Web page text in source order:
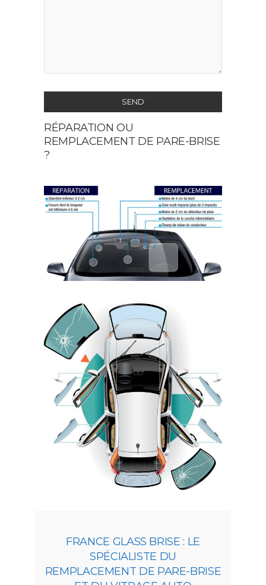
SEND
This
field
should
left
blank
RÉPARATION OU
REMPLACEMENT DE PARE-BRISE
?
FRANCE GLASS BRISE : LE
SPÉCIALISTE DU
REMPLACEMENT DE PARE-BRISE